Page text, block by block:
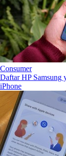
Consumer
Daftar HP Samsung
iPhone